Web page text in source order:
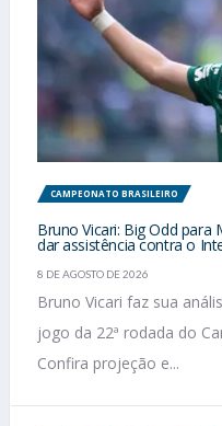
CAMPEONATO BRASILEIRO
Bruno Vicari: Big Odd para
dar assistência contra o
8 DE AGOSTO DE 2026
Bruno Vicari faz sua
jogo da 22ª rodada do
Confira projeção e...